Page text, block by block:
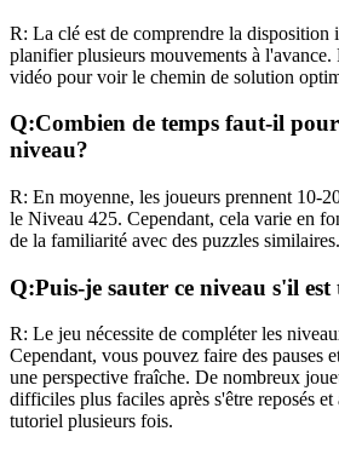
R: La clé est de comprendre la disposition
planifier plusieurs mouvements à l'avance.
vidéo pour voir le chemin de solution
Q:Combien de temps faut-il
niveau?
R: En moyenne, les joueurs prennent 10-
le Niveau 425. Cependant, cela varie en
de la familiarité avec des puzzles similaires.
Q:Puis-je sauter ce niveau s'il
R: Le jeu nécessite de compléter les
Cependant, vous pouvez faire des pauses
une perspective fraîche. De nombreux
difficiles plus faciles après s'être reposés
tutoriel plusieurs fois.